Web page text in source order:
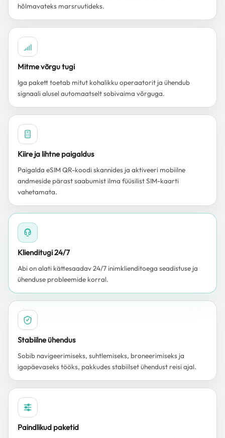
hõlmavateks marsruutideks.
Mitme võrgu tugi
Iga pakett toetab mitut kohalikku operaatorit ja ühendub
signaali alusel automaatselt sobivaima võrguga.
Kiire ja lihtne paigaldus
Paigalda eSIM QR-koodi skannides ja aktiveeri mobiilne
andmeside pärast saabumist ilma füüsilist SIM-kaarti
vahetamata.
Klienditugi 24/7
Abi on alati kättesaadav 24/7 inimklienditoega seadistuse ja
ühenduse probleemide korral.
Stabiilne ühendus
Sobib navigeerimiseks, suhtlemiseks, broneerimiseks ja
igapäevaseks tööks, pakkudes stabiilset ühendust reisi ajal.
Paindlikud paketid